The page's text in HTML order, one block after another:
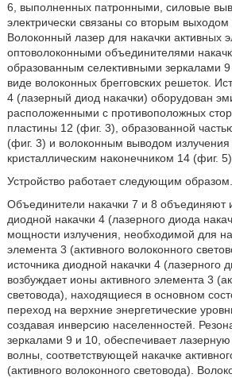
6, выполненных патронными, силовые
электрически связаны со вторым выходом
Волоконный лазер для накачки активных
оптоволоконными объединителями
образованным селективными зеркалами
виде волоконных брегговских решеток.
4 (лазерный диод накачки) оборудован
расположенными с противоположных
пластины 12 (фиг. 3), образованной
(фиг. 3) и волоконным выводом
кристаллическим наконечником 14 (фиг. 5).
Устройство работает следующим образом.
Объединители накачки 7 и 8 объединяют
диодной накачки 4 (лазерного диода
мощности излучения, необходимой для
элемента 3 (активного волоконного
источника диодной накачки 4 (лазерного
возбуждает ионы активного элемента 3
световода), находящиеся в основном
переход на верхние энергетические
создавая инверсию населенностей.
зеркалами 9 и 10, обеспечивает
волны, соответствующей накачке
(активного волоконного световода).